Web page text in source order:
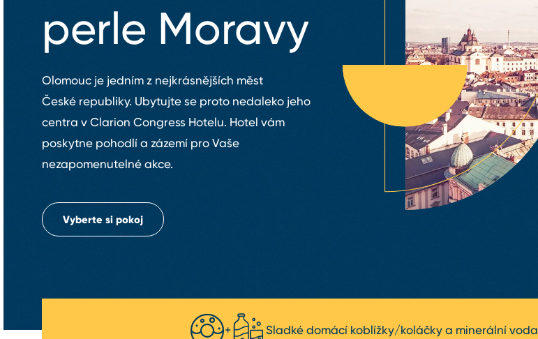
perle Moravy
Olomouc je jedním z nejkrásnějších měst
České republiky. Ubytujte se proto nedaleko jeho
centra v Clarion Congress Hotelu. Hotel vám
poskytne pohodlí a zázemí pro Vaše
nezapomenutelné akce.
Vyberte si pokoj
+ Sladké domácí koblížky/koláčky a minerální voda